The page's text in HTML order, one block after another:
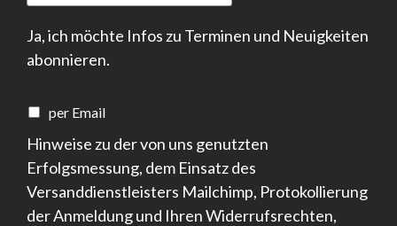
Ja, ich möchte Infos zu Terminen und Neuigkeiten
abonnieren.
per Email
Hinweise zu der von uns genutzten
Erfolgsmessung, dem Einsatz des
Versanddienstleisters Mailchimp, Protokollierung
der Anmeldung und Ihren Widerrufsrechten,